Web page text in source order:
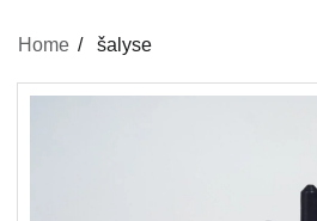
Home šalyse